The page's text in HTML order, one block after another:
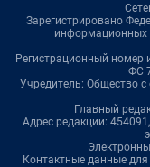
Зарегистрировано
информационных
Регистрационный номер
ФС
Учредитель: Общество
Главный
Адрес редакции:
Контактные данные